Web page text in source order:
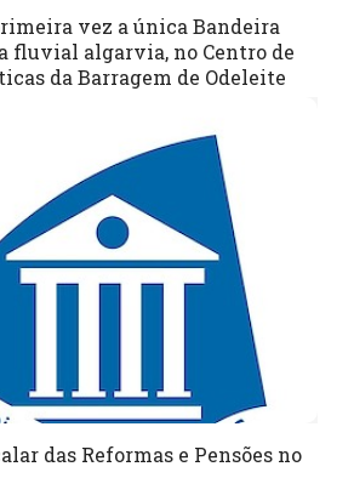
vez a única Bandeira
fluvial algarvia, no Centro de
da Barragem de Odeleite
das Reformas e Pensões no